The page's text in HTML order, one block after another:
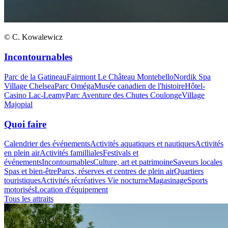
© C. Kowalewicz
Incontournables
Parc de la GatineauFairmont Le Château MontebelloNordik Spa
Village ChelseaParc OmégaMusée canadien de l'histoireHôtel-
Casino Lac-LeamyParc Aventure des Chutes CoulongeVillage
Majopial
Quoi faire
Calendrier des événementsActivités aquatiques et nautiquesActivités
en plein airActivités famillialesFestivals et
événementsIncontournablesCulture, art et patrimoineSaveurs locales
Spas et bien-êtreParcs, réserves et centres de plein airQuartiers
touristiquesActivités récréatives Vie nocturneMagasinageSports
motorisésLocation d'équipement
Tous les attraits